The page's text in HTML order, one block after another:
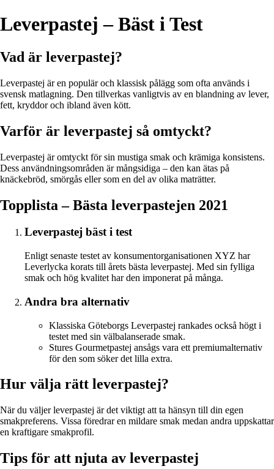
Leverpastej – Bäst i Test
Vad är leverpastej?
Leverpastej är en populär och klassisk pålägg som ofta används i
svensk matlagning. Den tillverkas vanligtvis av en blandning av lever,
fett, kryddor och ibland även kött.
Varför är leverpastej så omtyckt?
Leverpastej är omtyckt för sin mustiga smak och krämiga konsistens.
Dess användningsområden är mångsidiga – den kan ätas på
knäckebröd, smörgås eller som en del av olika maträtter.
Topplista – Bästa leverpastejen 2021
Leverpastej bäst i test
Enligt senaste testet av konsumentorganisationen XYZ har
Leverlycka korats till årets bästa leverpastej. Med sin fylliga
smak och hög kvalitet har den imponerat på många.
Andra bra alternativ
Klassiska Göteborgs Leverpastej rankades också högt i
testet med sin välbalanserade smak.
Stures Gourmetpastej ansågs vara ett premiumalternativ
för den som söker det lilla extra.
Hur välja rätt leverpastej?
När du väljer leverpastej är det viktigt att ta hänsyn till din egen
smakpreferens. Vissa föredrar en mildare smak medan andra uppskattar
en kraftigare smakprofil.
Tips för att njuta av leverpastej